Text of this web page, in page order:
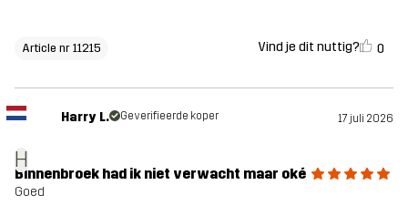
Article nr 11215 Vind je dit nuttig? 0
H
Harry L. Geverifieerde koper 17 juli 2026
Binnenbroek had ik niet verwacht maar oké
Goed